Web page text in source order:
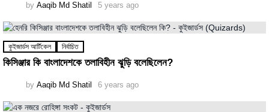
by Aaqib Md Shatil 5 years ago
কুইজার্ডস আর্টিকেল নির্বাচিত
কিসিঞ্জার কি বাংলাদেশকে তলাবিহীন ঝুড়ি বলেছিলেন?
by Aaqib Md Shatil 6 years ago